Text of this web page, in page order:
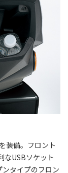
を装備。フロント
なUSBソケット
タイプのフロン